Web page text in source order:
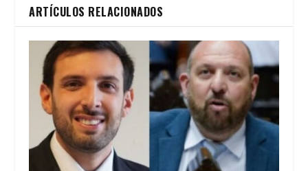
ARTÍCULOS RELACIONADOS